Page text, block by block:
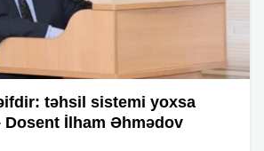
təhsil sistemi yoxsa
Dosent İlham Əhmədov